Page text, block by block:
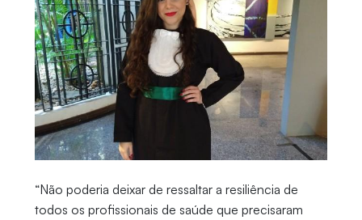
“Não poderia deixar de ressaltar a resiliência de
todos os profissionais de saúde que precisaram